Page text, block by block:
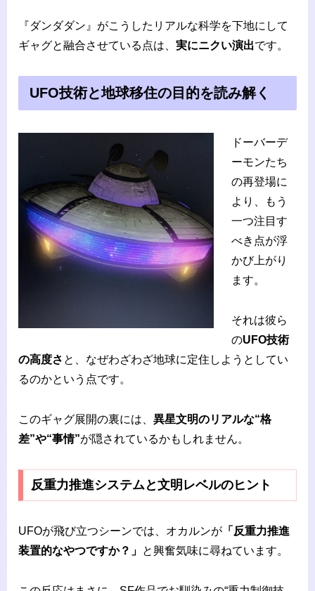
『ダンダダン』がこうしたリアルな科学を下地にして
ギャグと融合させている点は、 実にニクい演出です。
UFO技術と地球移住の目的を読み解く
ドーバーデ
ーモンたち
の再登場に
より、もう
一つ注目す
べき点が浮
かび上がり
ます。
それは彼ら
のUFO技術
の高度さ と、なぜわざわざ地球に定住しようとしてい
るのかという点です。
このギャグ展開の裏には、 異星文明のリアルな“格
差”や“事情”が隠されているかもしれません。
反重力推進システムと文明レベルのヒント
UFOが飛び立つシーンでは、オカルンが 「反重力推進
装置的なやつですか？」 と興奮気味に尋ねています。